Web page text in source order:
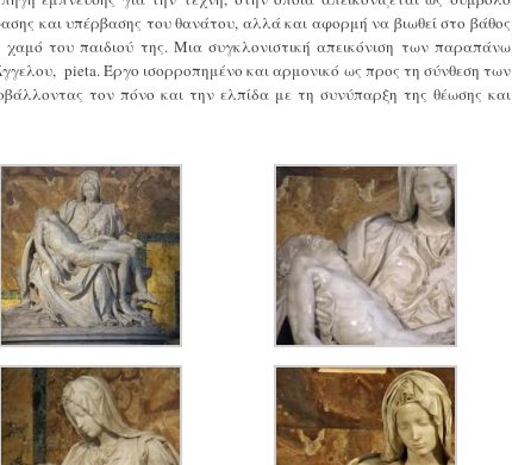
και υπέρβασης του θανάτου, αλλά και αφορμή να βιωθεί στο βάθος
του παιδιού της. Μια συγκλονιστική απεικόνιση των παραπάνω
pieta. Έργο ισορροπημένο και αρμονικό ως προς τη σύνθεση των
τον πόνο και την ελπίδα με τη συνύπαρξη της θέωσης και